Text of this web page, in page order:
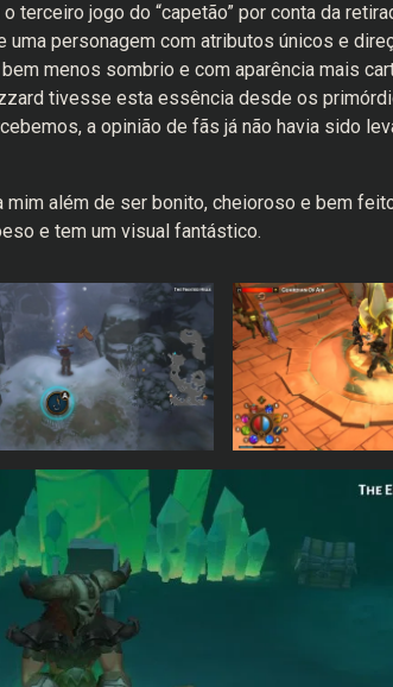
terceiro jogo do “capetão” por conta da
personagem com atributos únicos e
menos sombrio e com aparência mais
tivesse esta essência desde os
a opinião de fãs já não havia sido
além de ser bonito, cheioroso e bem
e tem um visual fantástico.